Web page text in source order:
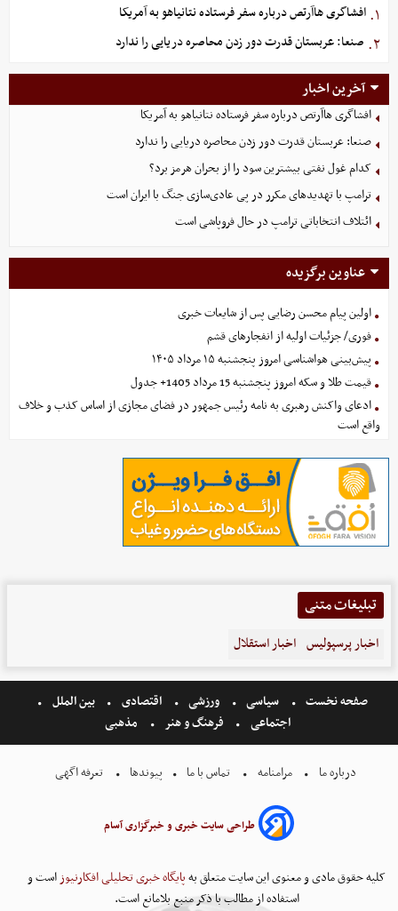
۱. افشاگری هاآرتص درباره سفر فرستاده نتانیاهو به آمریکا
۲. صنعا: عربستان قدرت دور زدن محاصره دریایی را ندارد
آخرین اخبار
افشاگری هاآرتص درباره سفر فرستاده نتانیاهو به آمریکا
صنعا: عربستان قدرت دور زدن محاصره دریایی را ندارد
کدام غول نفتی بیشترین سود را از بحران هرمز برد؟
ترامپ با تهدیدهای مکرر در پی عادی‌سازی جنگ با ایران است
ائتلاف انتخاباتی ترامپ در حال فروپاشی است
عناوین برگزیده
اولین پیام محسن رضایی پس از شایعات خبری
فوری/ جزئیات اولیه از انفجارهای قشم
پیش‌بینی هواشناسی امروز پنجشنبه ۱۵ مرداد ۱۴۰۵
قیمت طلا و سکه امروز پنجشنبه 15 مرداد 1405+ جدول
ادعای واکنش رهبری به نامه رئیس جمهور در فضای مجازی از اساس کذب و خلاف
واقع است
تبلیغات متنی
اخبار پرسپولیس اخبار استقلال
صفحه نخست سیاسی ورزشی اقتصادی
بین الملل
اجتماعی
فرهنگ و هنر مذهبی
درباره ما مرامنامه تماس با ما پیوندها تعرفه اگهی
طراحی سایت خبری و خبرگزاری آسام
کلیه حقوق مادی و معنوی این سایت متعلق بهپایگاه خبری تحلیلی افکارنیوزاست و
استفاده از مطالب با ذکر منبع بلامانع است.